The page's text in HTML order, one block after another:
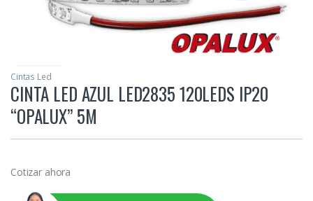
Cintas Led
CINTA LED AZUL LED2835 120LEDS IP20
“OPALUX” 5M
Cotizar ahora